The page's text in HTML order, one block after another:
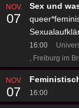
NOV.
07
Sex und
16:00
Freiburg im
NOV.
07 16:00